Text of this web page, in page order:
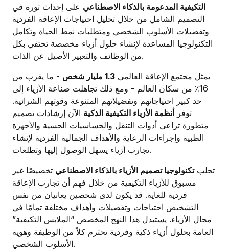
التكيفية المدعومة بالذكاء الاصطناعي على إحداث ثورة في
التصميم الشامل من خلال تحليل احتياجات الإعاقة الفردية
وتفضيلات الأسلوب الشخصي ومتطلبات نمط الحياة وتكامل
التكنولوجيا المساعدة لإنشاء حلول أزياء مخصصة تحتفي بكل
من الوظائف والتعبير الأصيل عن الذات.
يمثل مجتمع الإعاقة العالمي 1.3 مليار شخص
- ما يقرب من
16٪ من سكان العالم - ومع ذلك تجاهلت صناعة الأزياء إلى
حد كبير احتياجاتهم وتفضيلاتهم المتنوعة وقوتهم الشرائية.
توفرأنظمة الأزياء التكيفية الذكية الآن إرشادات تصميم
متطورة تراعي أدوات التنقل والحساسيات الحسية والأجهزة
الطبية وإجراءات الرعاية والأهداف الجمالية الفردية لإنشاء
تجارب أزياء يسهل الوصول إليها وتطلعات.
تجلبتكنولوجيا تصميم الأزياء بالذكاء الاصطناعي تخصيصًا غير
مسبوق للأزياء التكيفية من خلال فهم أن تجارب الإعاقة
فردية للغاية. قد يكون لدى شخصين يعانيان من نفس
التشخيص احتياجات وتفضيلات وأهداف مختلفة تمامًا في
مجال الأزياء. يستبدل هذا النهج المخصص “الملابس التكيفية”
العامة بحلول أزياء ذكية وفردية تحترم كلاً من الوظيفة وهوية
الأسلوب الشخصي.